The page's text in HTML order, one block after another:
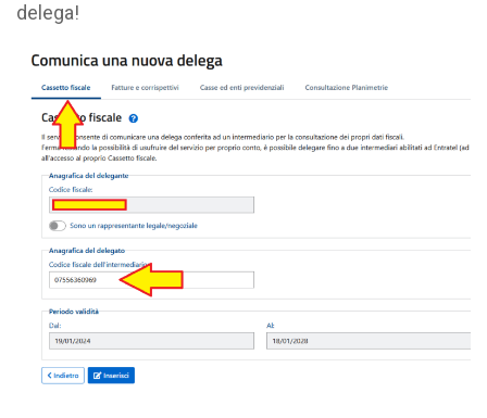
delega!